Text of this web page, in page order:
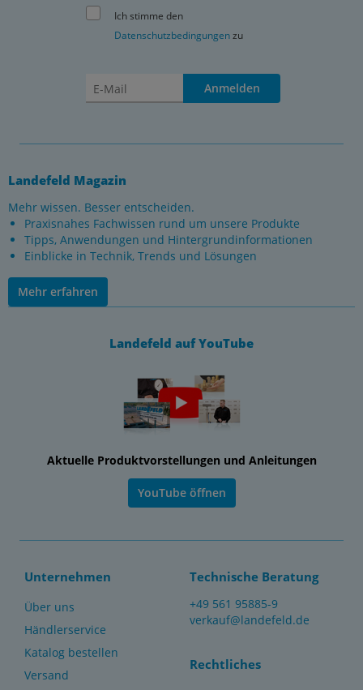
Ich stimme den
Datenschutzbedingungenzu
Anmelden
Landefeld Magazin
Mehr wissen. Besser entscheiden.
Praxisnahes Fachwissen rund um unsere Produkte
Tipps, Anwendungen und Hintergrundinformationen
Einblicke in Technik, Trends und Lösungen
Mehr erfahren
Landefeld auf YouTube
Aktuelle Produktvorstellungen und Anleitungen
YouTube öffnen
Unternehmen
Über uns
Händlerservice
Katalog bestellen
Versand
Technische Beratung
+49 561 95885-9
verkauf@landefeld.de
Rechtliches